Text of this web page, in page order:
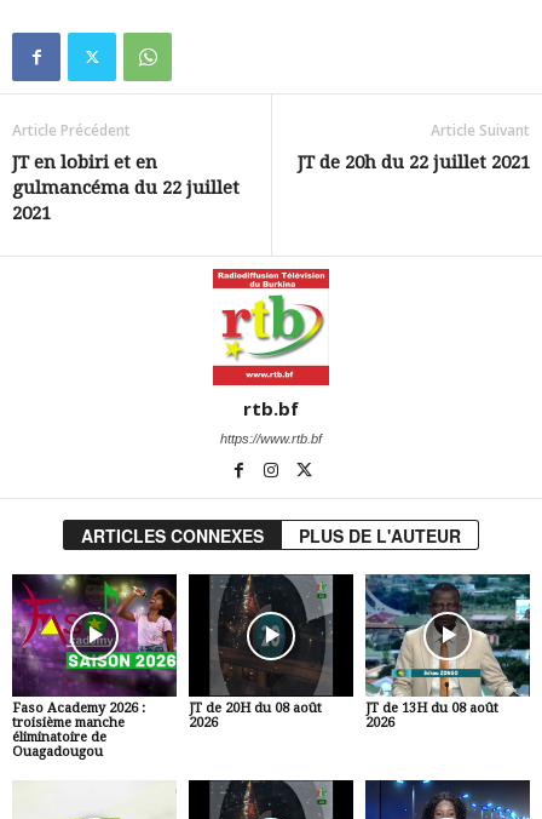
Article Précédent
JT en lobiri et en
gulmancéma du 22 juillet
2021
Article Suivant
JT de 20h du 22 juillet 2021
rtb.bf
https://www.rtb.bf
ARTICLES CONNEXES PLUS DE L'AUTEUR
Faso Academy 2026 :
troisième manche
éliminatoire de
Ouagadougou
JT de 20H du 08 août
2026
JT de 13H du 08 août
2026